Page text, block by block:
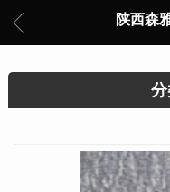
陕西森